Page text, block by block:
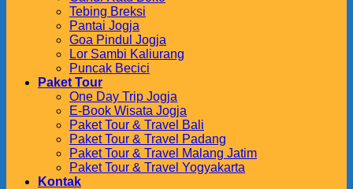
Tebing Breksi
Pantai Jogja
Goa Pindul Jogja
Lor Sambi Kaliurang
Puncak Becici
Paket Tour
One Day Trip Jogja
E-Book Wisata Jogja
Paket Tour & Travel Bali
Paket Tour & Travel Padang
Paket Tour & Travel Malang Jatim
Paket Tour & Travel Yogyakarta
Kontak